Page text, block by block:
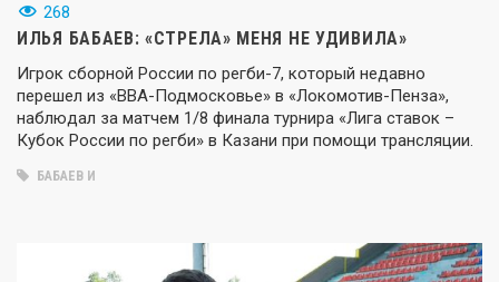
268
ИЛЬЯ БАБАЕВ: «СТРЕЛА» МЕНЯ НЕ УДИВИЛА»
Игрок сборной России по регби-7, который недавно
перешел из «ВВА-Подмосковье» в «Локомотив-Пенза»,
наблюдал за матчем 1/8 финала турнира «Лига ставок –
Кубок России по регби» в Казани при помощи трансляции.
БАБАЕВ И